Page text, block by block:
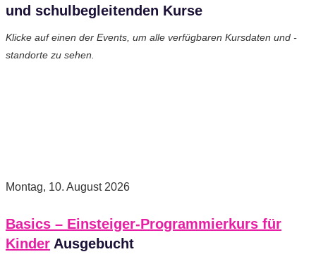
und schulbegleitenden Kurse
Klicke auf einen der Events, um alle verfügbaren Kursdaten und -
standorte zu sehen.
Montag, 10. August 2026
Basics – Einsteiger-Programmierkurs für
Kinder Ausgebucht